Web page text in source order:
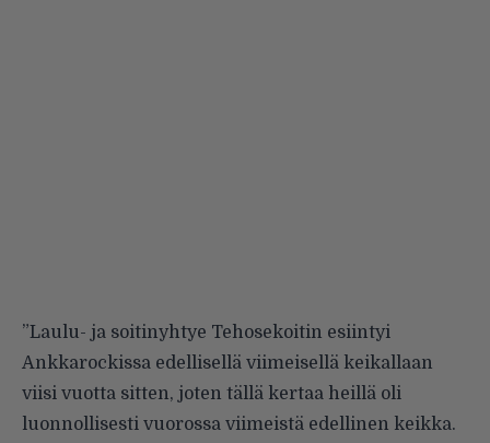
”Laulu- ja soitinyhtye Tehosekoitin esiintyi
Ankkarockissa edellisellä viimeisellä keikallaan
viisi vuotta sitten, joten tällä kertaa heillä oli
luonnollisesti vuorossa viimeistä edellinen keikka.